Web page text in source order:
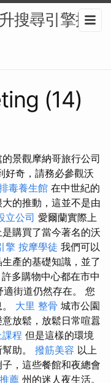
搜尋引擎排
(14)
景觀摩納哥旅行公司
好奇，請務必參觀沃
毒養生館 在中世紀的
的推動，這並不是由
立公司 愛爾蘭實際上
購買了當今著名的沃
擎 按摩學徒 我們可以
產的基礎知識，並了
許多購物中心都在市中
街道仍然存在。 您
大里 整骨 城市公園
放鬆，放鬆日常喧囂
程 但是這樣的環境
助。 撥筋美容 以上
，這些餐館和夜總會
薦 州的迷人夜生活。